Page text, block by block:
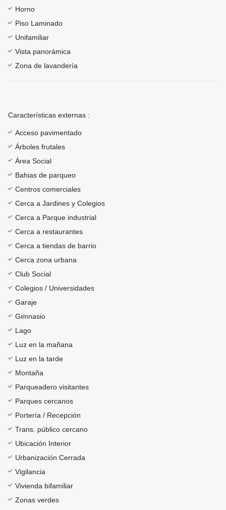
Horno
Piso Laminado
Unifamiliar
Vista panorámica
Zona de lavandería
Características externas :
Acceso pavimentado
Árboles frutales
Área Social
Bahias de parqueo
Centros comerciales
Cerca a Jardines y Colegios
Cerca a Parque industrial
Cerca a restaurantes
Cerca a tiendas de barrio
Cerca zona urbana
Club Social
Colegios / Universidades
Garaje
Gimnasio
Lago
Luz en la mañana
Luz en la tarde
Montaña
Parqueadero visitantes
Parques cercanos
Portería / Recepción
Trans. público cercano
Ubicación Interior
Urbanización Cerrada
Vigilancia
Vivienda bifamiliar
Zonas verdes